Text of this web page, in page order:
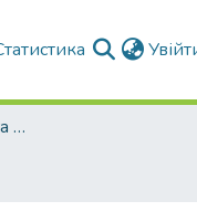
Факультет Економіки та бізнесу